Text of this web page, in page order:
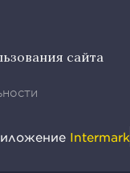
сайта
Intermark